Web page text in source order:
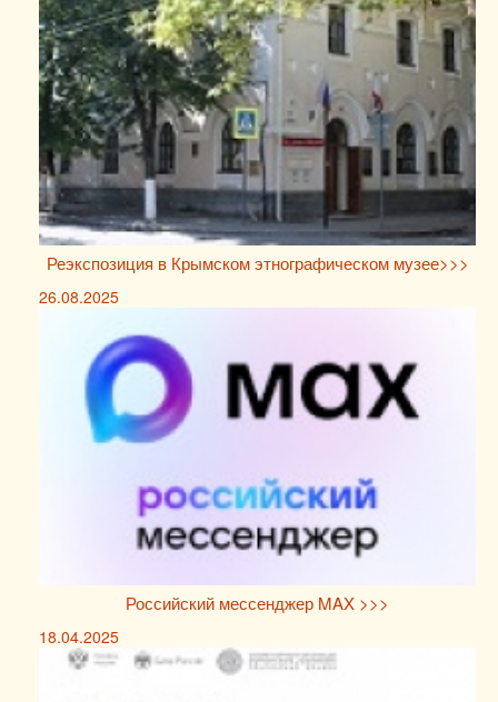
Реэкспозиция в Крымском этнографическом музее>>>
26.08.2025
Российский мессенджер MAX >>>
18.04.2025